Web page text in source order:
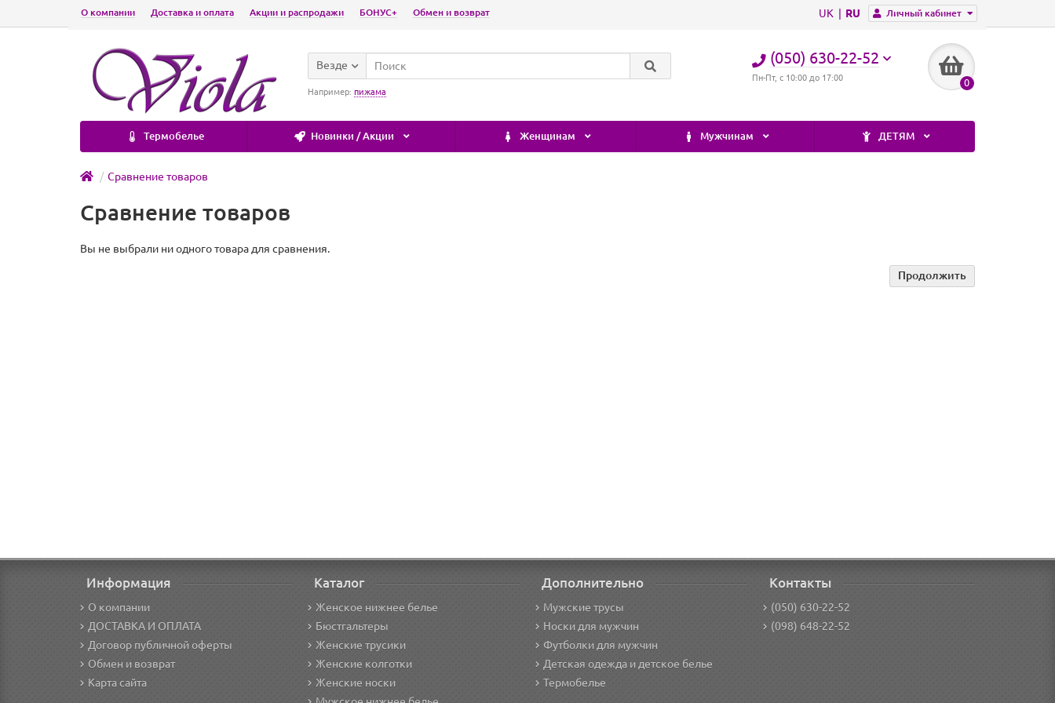
Личный кабинет
UK RU
О компании Доставка и оплата Акции и распродажи БОНУС+ Обмен и возврат
(050) 630-22-52
Пн-Пт, с 10:00 до 17:00 0
Везде
Например: пижама
Термобелье Новинки / Акции Женщинам Мужчинам ДЕТЯМ
Сравнение товаров
Сравнение товаров
Вы не выбрали ни одного товара для сравнения.
Продолжить
Информация
О компании
ДОСТАВКА И ОПЛАТА
Договор публичной оферты
Обмен и возврат
Карта сайта
Каталог
Женское нижнее белье
Бюстгальтеры
Женские трусики
Женские колготки
Женские носки
Дополнительно
Мужские трусы
Носки для мужчин
Футболки для мужчин
Детская одежда и детское белье
Термобелье
Контакты
(050) 630-22-52
(098) 648-22-52